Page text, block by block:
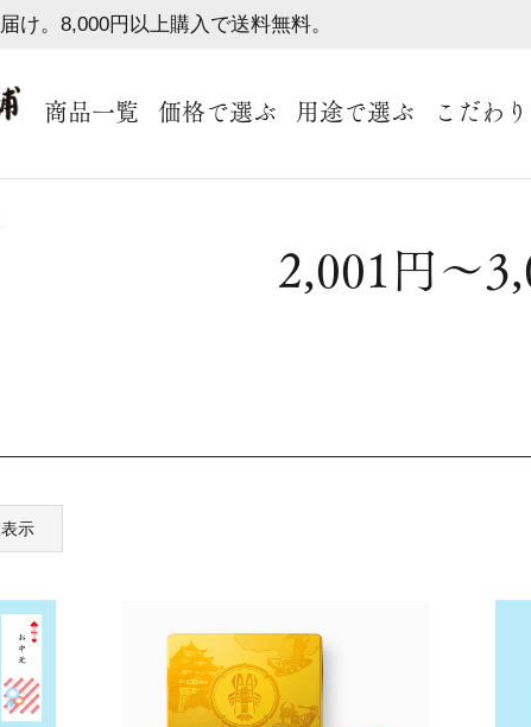
け。8,000円以上購入で送料無料。
商品一覧 価格で選ぶ 用途で選ぶ こだわり
2,001円～
示